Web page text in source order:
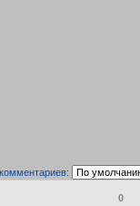
0